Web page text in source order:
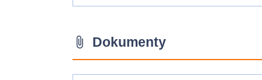
attach_file Dokumenty